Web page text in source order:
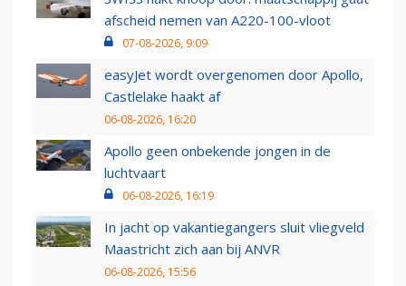
afscheid nemen van A220-100-vloot
07-08-2026, 9:09
easyJet wordt overgenomen door Apollo,
Castlelake haakt af
06-08-2026, 16:20
Apollo geen onbekende jongen in de
luchtvaart
06-08-2026, 16:19
In jacht op vakantiegangers sluit vliegveld
Maastricht zich aan bij ANVR
06-08-2026, 15:56